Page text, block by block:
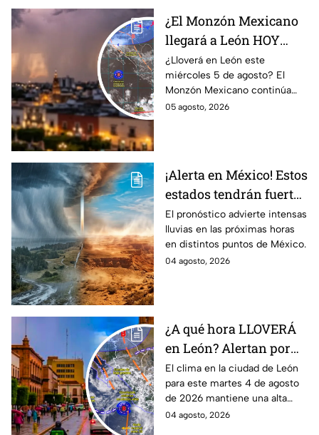
¿El Monzón Mexicano
llegará a León HOY
miércoles? Esto dice el
pronóstico para este 5
de agosto
¿Lloverá en León este
miércoles 5 de agosto? El
Monzón Mexicano continúa
afectando a varios estados del
05 agosto, 2026
¡Alerta en México! Estos
estados tendrán fuertes
precipitaciones;
¿afectará a Guanajuato?
El pronóstico advierte intensas
lluvias en las próximas horas
en distintos puntos de México.
04 agosto, 2026
¿A qué hora LLOVERÁ
en León? Alertan por
ALTA probabilidad de
lluvia HOY martes, por
inestabilidad
atmosférica
El clima en la ciudad de León
para este martes 4 de agosto
de 2026 mantiene una alta
probabilidad de lluvia, de
04 agosto, 2026